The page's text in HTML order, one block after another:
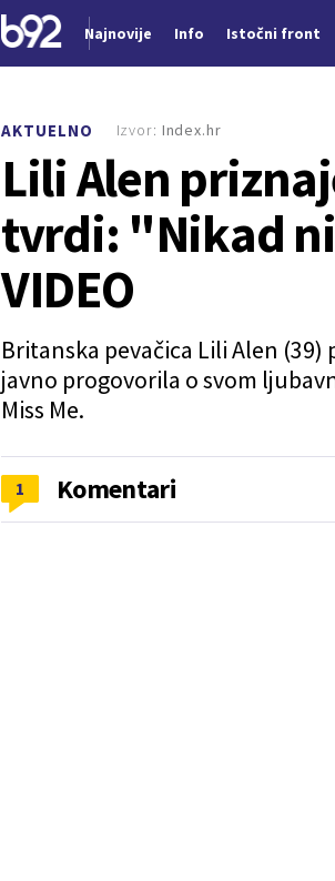
Najnovije Info Istočni front
AKTUELNO
Lili Alen
tvrdi: "Nikad
VIDEO
Britanska pevačica Lili Alen
javno progovorila o svom
Miss Me.
Izvor: Index.hr
1 Komentari